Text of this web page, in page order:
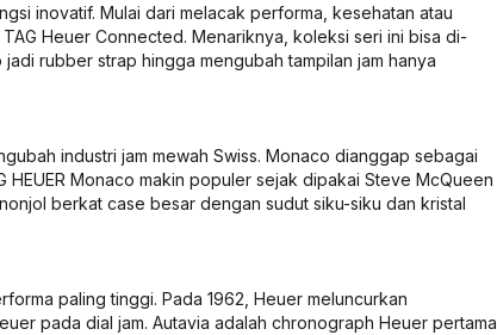
inovatif. Mulai dari melacak performa, kesehatan atau
Heuer Connected. Menariknya, koleksi seri ini bisa di-
rubber strap hingga mengubah tampilan jam hanya
industri jam mewah Swiss. Monaco dianggap sebagai
Monaco makin populer sejak dipakai Steve McQueen
berkat case besar dengan sudut siku-siku dan kristal
paling tinggi. Pada 1962, Heuer meluncurkan
pada dial jam. Autavia adalah chronograph Heuer pertama